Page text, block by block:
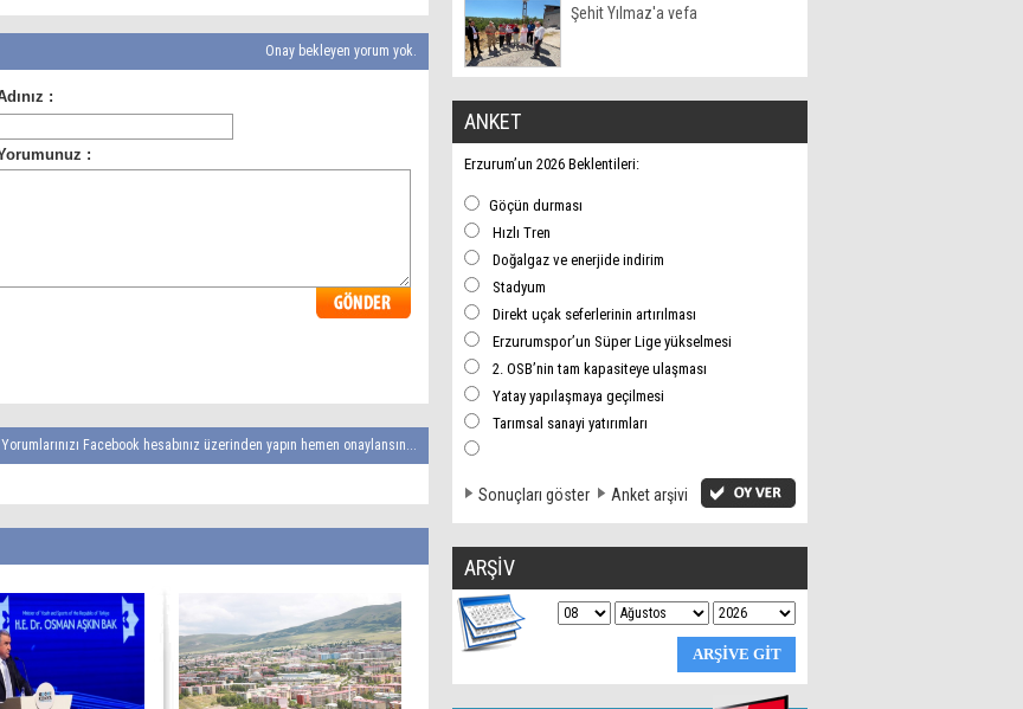
Onay bekleyen yorum yok.
Yorumlarınızı Facebook hesabınız üzerinden yapın hemen onaylansın...
Şehit Yılmaz'a vefa
ANKET
Erzurum’un 2026 Beklentileri:
Göçün durması
Hızlı Tren
Doğalgaz ve enerjide indirim
Stadyum
Direkt uçak seferlerinin artırılması
Erzurumspor’un Süper Lige yükselmesi
2. OSB’nin tam kapasiteye ulaşması
Yatay yapılaşmaya geçilmesi
Tarımsal sanayi yatırımları
Sonuçları göster Anket arşivi
ARŞİV